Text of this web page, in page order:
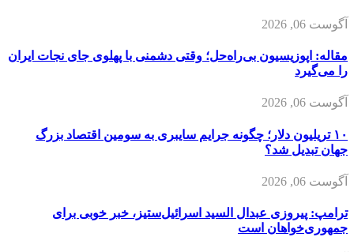
آگوست 06, 2026
مقاله: اپوزیسیون بی‌راه‌حل؛ وقتی دشمنی با پهلوی جای نجات ایران
را می‌گیرد
آگوست 06, 2026
۱۰ تریلیون دلار؛ چگونه جرایم سایبری به سومین اقتصاد بزرگ
جهان تبدیل شد؟
آگوست 06, 2026
ترامپ: پیروزی عبدال السید اسرائیل‌ستیز، خبر خوبی برای
جمهوری‌خواهان است